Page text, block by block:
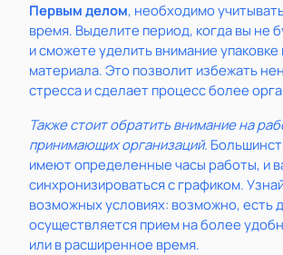
Первым делом, необходимо
время. Выделите период, когда вы не
и сможете уделить внимание упаковке
материала. Это позволит избежать
стресса и сделает процесс более
Также стоит обратить внимание на
принимающих организаций.
имеют определенные часы работы, и
синхронизироваться с графиком.
возможных условиях: возможно, есть
осуществляется прием на более
или в расширенное время.